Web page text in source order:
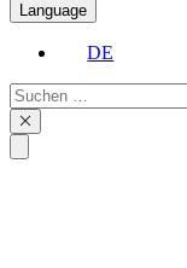
Language
DE
Suchen
…